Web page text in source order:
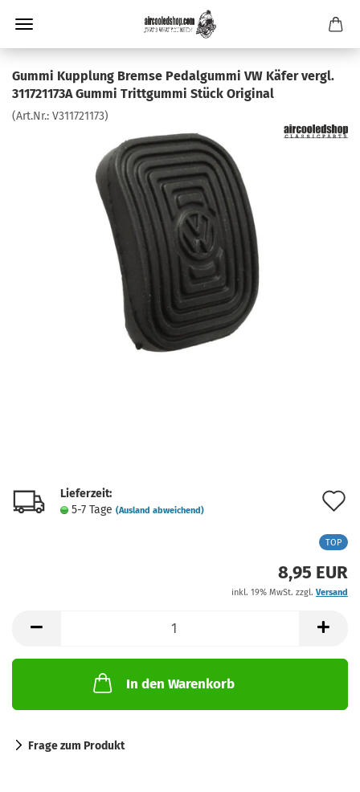
Gummi Kupplung Bremse Pedalgummi VW Käfer vergl.
311721173A Gummi Trittgummi Stück Original
(Art.Nr.: V311721173)
Lieferzeit:
5-7 Tage (Ausland abweichend)
TOP
8,95 EUR
inkl. 19% MwSt. zzgl. Versand
In den Warenkorb
Frage zum Produkt